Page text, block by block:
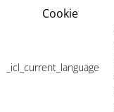
Cookie
_icl_current_language